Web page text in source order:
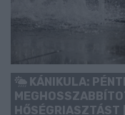
KÁNIKULA:
HŐSÉGRIASZTÁST